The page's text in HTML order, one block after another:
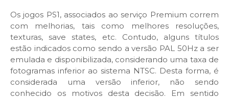
Os jogos PS1, associados ao serviço Premium correm
com melhorias, tais como melhores resoluções,
texturas, save states, etc. Contudo, alguns títulos
estão indicados como sendo a versão PAL 50Hz a ser
emulada e disponibilizada, considerando uma taxa de
fotogramas inferior ao sistema NTSC. Desta forma, é
considerada uma versão inferior, não sendo
conhecido os motivos desta decisão. Em sentido